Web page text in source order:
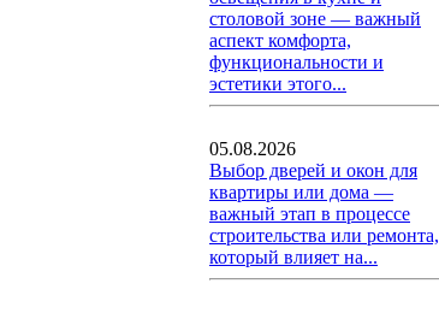
столовой зоне — важный
аспект комфорта,
функциональности и
эстетики этого...
05.08.2026
Выбор дверей и окон для
квартиры или дома —
важный этап в процессе
строительства или ремонта,
который влияет на...